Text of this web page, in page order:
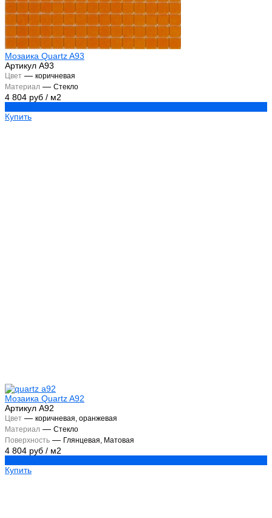
Мозаика Quartz A93
Артикул А93
Цвет — коричневая
Материал — Стекло
4 804 руб / м2
Купить
Мозаика Quartz A92
Артикул А92
Цвет — коричневая, оранжевая
Материал — Стекло
Поверхность — Глянцевая, Матовая
4 804 руб / м2
Купить